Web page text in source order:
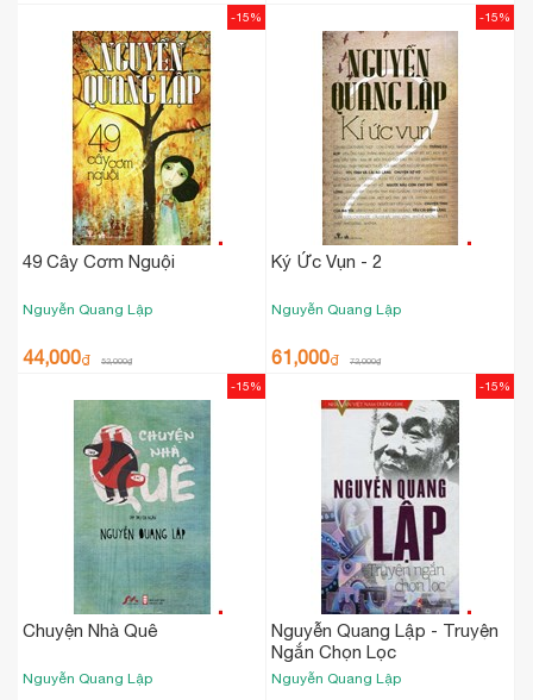
49 Cây Cơm Nguội
Nguyễn Quang Lập
44,000₫ 52,000₫
-15%
Ký Ức Vụn - 2
Nguyễn Quang Lập
61,000₫ 72,000₫
-15%
Chuyện Nhà Quê
Nguyễn Quang Lập
-15%
Nguyễn Quang Lập - Truyện
Ngắn Chọn Lọc
Nguyễn Quang Lập
-15%